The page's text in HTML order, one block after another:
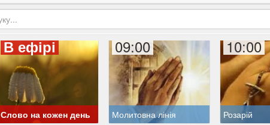
В ефірі
Слово на кожен день
09:00
Молитовна лінія
10:00
Розарій